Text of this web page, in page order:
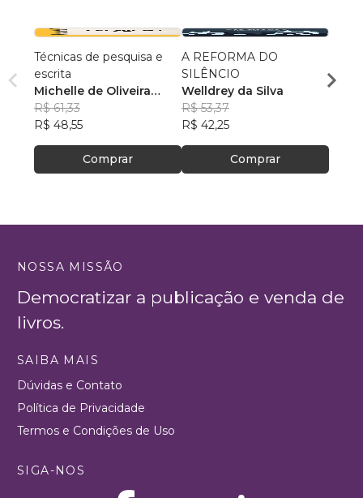
Técnicas de pesquisa e
escrita
Michelle de Oliveira
Barbosa
R$ 61,33
R$ 48,55
Comprar
A REFORMA DO
SILÊNCIO
Welldrey da Silva
R$ 53,37
R$ 42,25
Comprar
Ana
R$
NOSSA MISSÃO
Democratizar a publicação e venda de
livros.
SAIBA MAIS
Dúvidas e Contato
Política de Privacidade
Termos e Condições de Uso
SIGA-NOS